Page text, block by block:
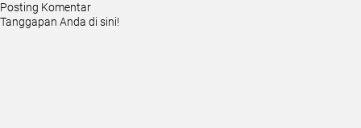
Posting Komentar
Tanggapan Anda di sini!